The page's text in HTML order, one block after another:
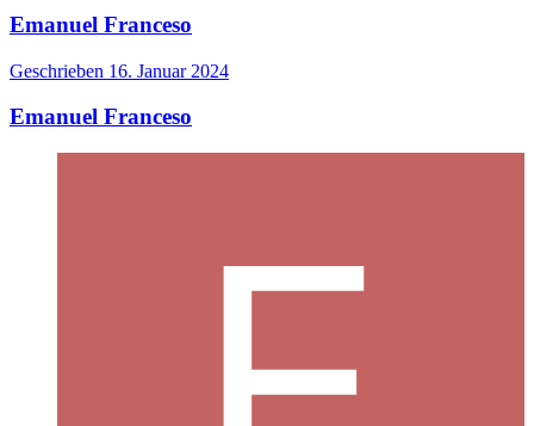
Emanuel Franceso
Geschrieben 16. Januar 2024
Emanuel Franceso